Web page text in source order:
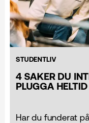
STUDENTLIV
4 SAKER DU
PLUGGA
Har du funderat